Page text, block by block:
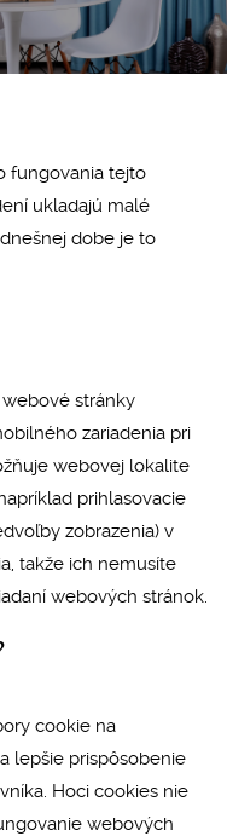
fungovania tejto
ukladajú malé
dobe je to
stránky
zariadenia pri
webovej lokalite
prihlasovacie
zobrazenia) v
takže ich nemusíte
webových stránok.
cookie na
lepšie prispôsobenie
Hoci cookies nie
webových